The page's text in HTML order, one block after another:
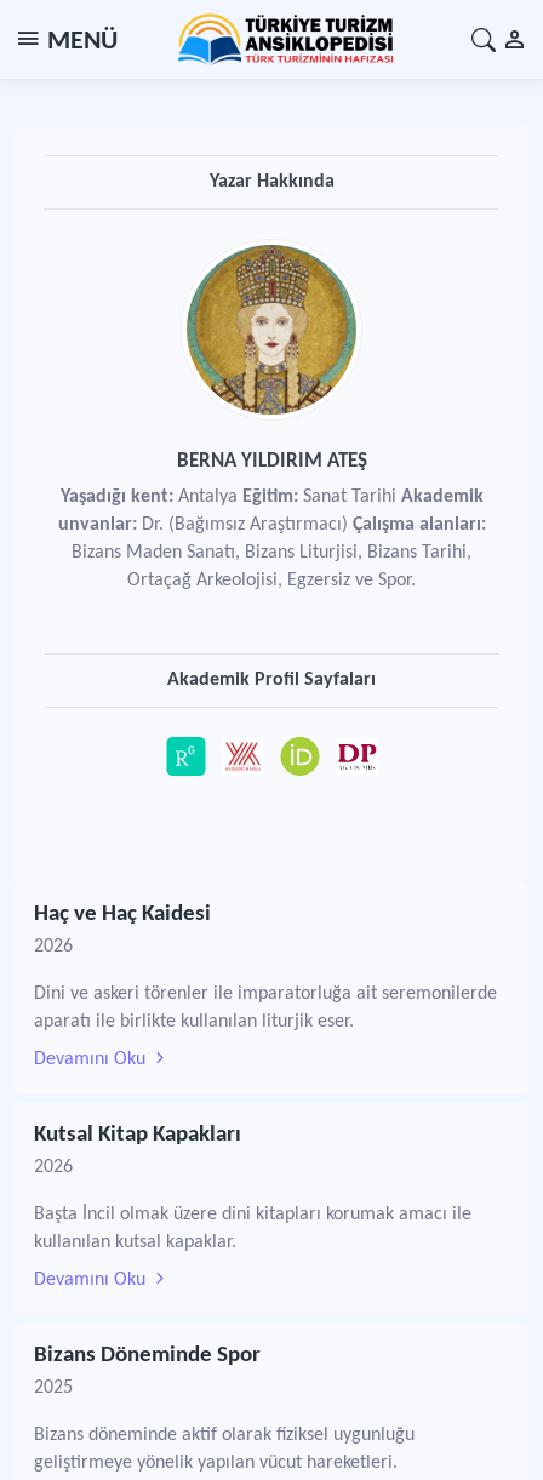
MENÜ
Yazar Hakkında
BERNA YILDIRIM ATEŞ
Yaşadığı kent:Antalya Eğitim:Sanat Tarihi Akademik
unvanlar:Dr. (Bağımsız Araştırmacı) Çalışma alanları:
Bizans Maden Sanatı, Bizans Liturjisi, Bizans Tarihi,
Ortaçağ Arkeolojisi, Egzersiz ve Spor.
Akademik Profil Sayfaları
Haç ve Haç Kaidesi
2026
Dini ve askeri törenler ile imparatorluğa ait seremonilerde
aparatı ile birlikte kullanılan liturjik eser.
Devamını Oku
Kutsal Kitap Kapakları
2026
Başta İncil olmak üzere dini kitapları korumak amacı ile
kullanılan kutsal kapaklar.
Devamını Oku
Bizans Döneminde Spor
2025
Bizans döneminde aktif olarak fiziksel uygunluğu
geliştirmeye yönelik yapılan vücut hareketleri.